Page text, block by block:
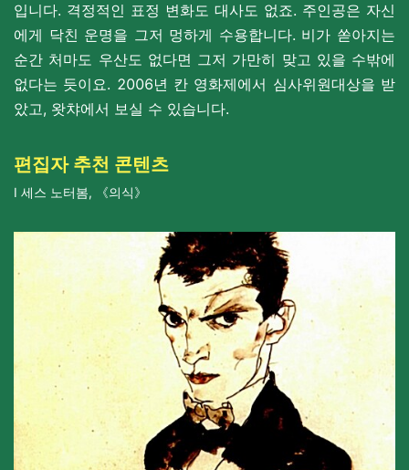
입니다. 격정적인 표정 변화도 대사도 없죠. 주인공은 자신
에게 닥친 운명을 그저 멍하게 수용합니다. 비가 쏟아지는
순간 처마도 우산도 없다면 그저 가만히 맞고 있을 수밖에
없다는 듯이요. 2006년 칸 영화제에서 심사위원대상을 받
았고, 왓챠에서 보실 수 있습니다.
편집자 추천 콘텐츠
I 세스 노터봄, 《의식》